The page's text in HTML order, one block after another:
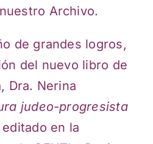
Archivo.
de grandes logros,
del nuevo libro de
Dra. Nerina
judeo-progresista
editado en la